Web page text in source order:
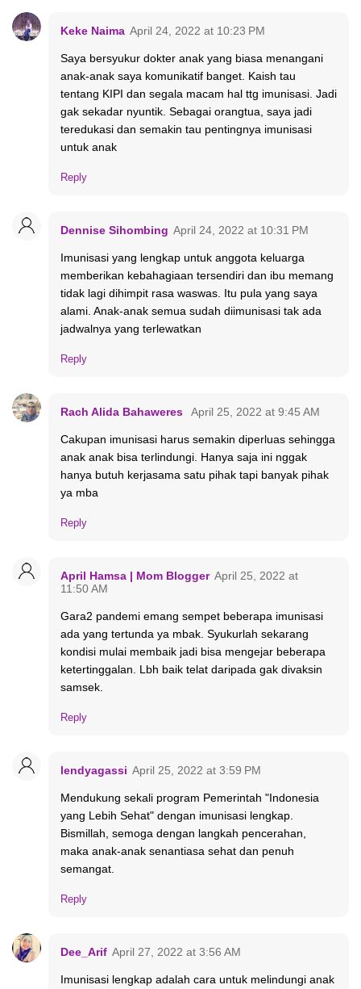
Keke Naima April 24, 2022 at 10:23 PM
Saya bersyukur dokter anak yang biasa menangani
anak-anak saya komunikatif banget. Kaish tau
tentang KIPI dan segala macam hal ttg imunisasi. Jadi
gak sekadar nyuntik. Sebagai orangtua, saya jadi
teredukasi dan semakin tau pentingnya imunisasi
untuk anak
Reply
Dennise Sihombing April 24, 2022 at 10:31 PM
Imunisasi yang lengkap untuk anggota keluarga
memberikan kebahagiaan tersendiri dan ibu memang
tidak lagi dihimpit rasa waswas. Itu pula yang saya
alami. Anak-anak semua sudah diimunisasi tak ada
jadwalnya yang terlewatkan
Reply
Rach Alida Bahaweres April 25, 2022 at 9:45 AM
Cakupan imunisasi harus semakin diperluas sehingga
anak anak bisa terlindungi. Hanya saja ini nggak
hanya butuh kerjasama satu pihak tapi banyak pihak
ya mba
Reply
April Hamsa | Mom Blogger April 25, 2022 at
11:50 AM
Gara2 pandemi emang sempet beberapa imunisasi
ada yang tertunda ya mbak. Syukurlah sekarang
kondisi mulai membaik jadi bisa mengejar beberapa
ketertinggalan. Lbh baik telat daripada gak divaksin
samsek.
Reply
lendyagassi April 25, 2022 at 3:59 PM
Mendukung sekali program Pemerintah "Indonesia
yang Lebih Sehat" dengan imunisasi lengkap.
Bismillah, semoga dengan langkah pencerahan,
maka anak-anak senantiasa sehat dan penuh
semangat.
Reply
Dee_Arif April 27, 2022 at 3:56 AM
Imunisasi lengkap adalah cara untuk melindungi anak